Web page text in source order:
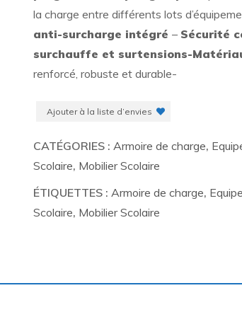
la charge entre différents lots
anti-surcharge intégré– Sécurité
surchauffe et surtensions-
renforcé, robuste et durable-
Ajouter à la liste d’envies
CATÉGORIES :Armoire de charge,
Scolaire, Mobilier Scolaire
ÉTIQUETTES :Armoire de charge,
Scolaire, Mobilier Scolaire